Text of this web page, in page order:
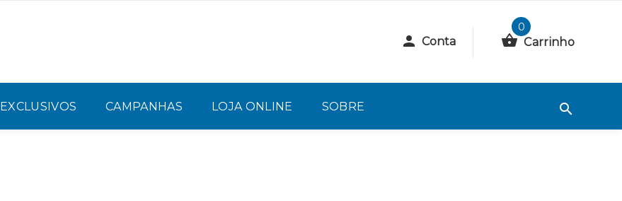
Conta
0
Carrinho
EXCLUSIVOS CAMPANHAS LOJA ONLINE SOBRE